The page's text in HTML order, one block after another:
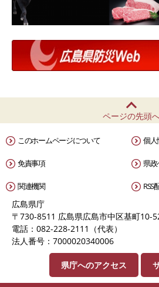
ページの先頭
このホームページについて 個人
免責事項 県
関連機関 RSS
広島県庁
〒730-8511 広島県広島市中区基町10-
電話：082-228-2111（代表）
法人番号：7000020340006
県庁へのアクセス